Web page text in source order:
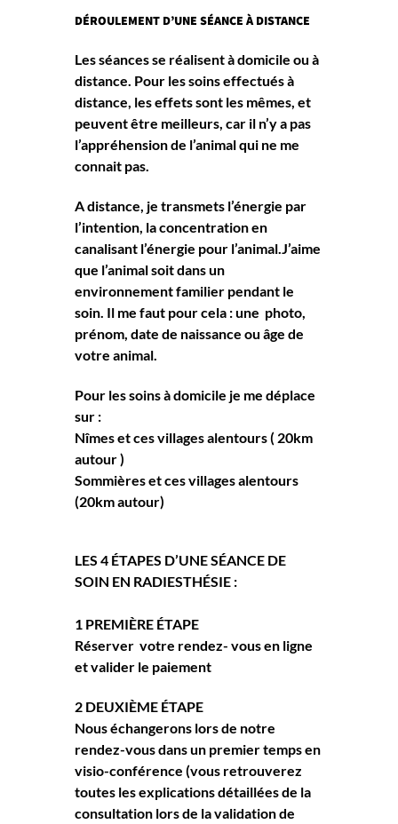
DÉROULEMENT D’UNE SÉANCE À DISTANCE
Les séances se réalisent à domicile ou à
distance. Pour les soins effectués à
distance, les effets sont les mêmes, et
peuvent être meilleurs, car il n’y a pas
l’appréhension de l’animal qui ne me
connait pas.
A distance, je transmets l’énergie par
l’intention, la concentration en
canalisant l’énergie pour l’animal.J’aime
que l’animal soit dans un
environnement familier pendant le
soin. Il me faut pour cela : une  photo,
prénom, date de naissance ou âge de
votre animal.
Pour les soins à domicile je me déplace
sur :
Nîmes et ces villages alentours ( 20km
autour )
Sommières et ces villages alentours
(20km autour)
LES 4 ÉTAPES D’UNE SÉANCE DE
SOIN EN RADIESTHÉSIE :
1 PREMIÈRE ÉTAPE
Réserver  votre rendez- vous en ligne
et valider le paiement
2 DEUXIÈME ÉTAPE
Nous échangerons lors de notre
rendez-vous dans un premier temps en
visio-conférence (vous retrouverez
toutes les explications détaillées de la
consultation lors de la validation de